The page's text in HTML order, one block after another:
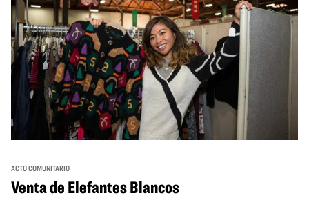
ACTO COMUNITARIO
Venta de Elefantes Blancos